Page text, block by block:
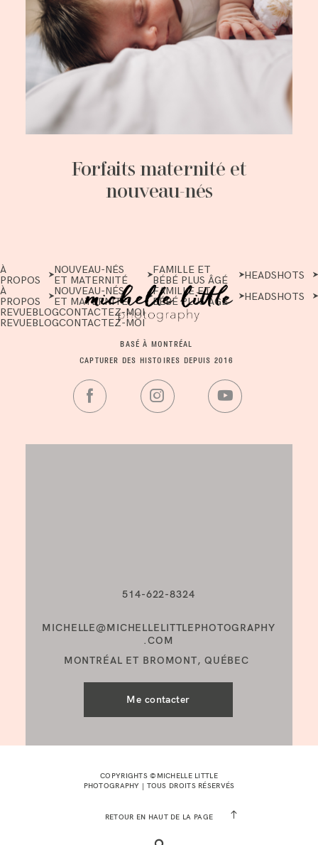
Forfaits maternité et
nouveau-nés
514-622-8324
À
PROPOS
NOUVEAU-NÉS
ET MATERNITÉ
FAMILLE ET
BÉBÉ PLUS ÂGÉ
HEADSHOTS
À
PROPOS
NOUVEAU-NÉS
ET MATERNITÉ
FAMILLE ET
BÉBÉ PLUS ÂGÉ
HEADSHOTS
REVUEBLOGCONTACTEZ-MOI
REVUEBLOGCONTACTEZ-MOI
MICHELLE@MICHELLELITTLEPHOTOGRAPHY
.COM
BASÉ À MONTRÉAL
CAPTURER DES HISTOIRES DEPUIS 2016
MONTRÉAL ET BROMONT, QUÉBEC
Me contacter
COPYRIGHTS ©MICHELLE LITTLE
PHOTOGRAPHY | TOUS DROITS RÉSERVÉS
RETOUR EN HAUT DE LA PAGE